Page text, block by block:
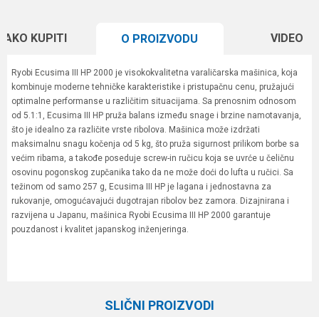
KUPITI O PROIZVODU VIDEO
Ryobi Ecusima III HP 2000 je visokokvalitetna varaličarska mašinica, koja
kombinuje moderne tehničke karakteristike i pristupačnu cenu, pružajući
optimalne performanse u različitim situacijama. Sa prenosnim odnosom
od 5.1:1, Ecusima III HP pruža balans između snage i brzine namotavanja,
što je idealno za različite vrste ribolova. Mašinica može izdržati
maksimalnu snagu kočenja od 5 kg, što pruža sigurnost prilikom borbe sa
većim ribama, a takođe poseduje screw-in ručicu koja se uvrće u čeličnu
osovinu pogonskog zupčanika tako da ne može doći do lufta u ručici. Sa
težinom od samo 257 g, Ecusima III HP je lagana i jednostavna za
rukovanje, omogućavajući dugotrajan ribolov bez zamora. Dizajnirana i
razvijena u Japanu, mašinica Ryobi Ecusima III HP 2000 garantuje
pouzdanost i kvalitet japanskog inženjeringa.
SLIČNI PROIZVODI